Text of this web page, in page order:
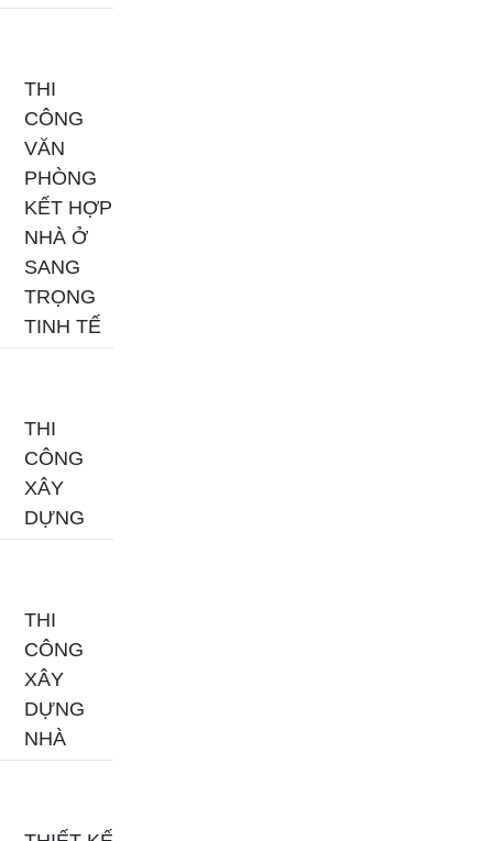
THI
CÔNG
VĂN
PHÒNG
KẾT HỢP
NHÀ Ở
SANG
TRỌNG
TINH TẾ
THI
CÔNG
XÂY
DỰNG
THI
CÔNG
XÂY
DỰNG
NHÀ